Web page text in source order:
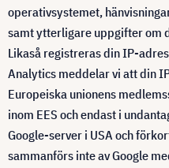
operativsystemet,
samt ytterligare uppgifter om
Likaså registreras din IP-
Analytics meddelar vi att din
Europeiska unionens
inom EES och endast i
Google-server i USA och
sammanförs inte av Google